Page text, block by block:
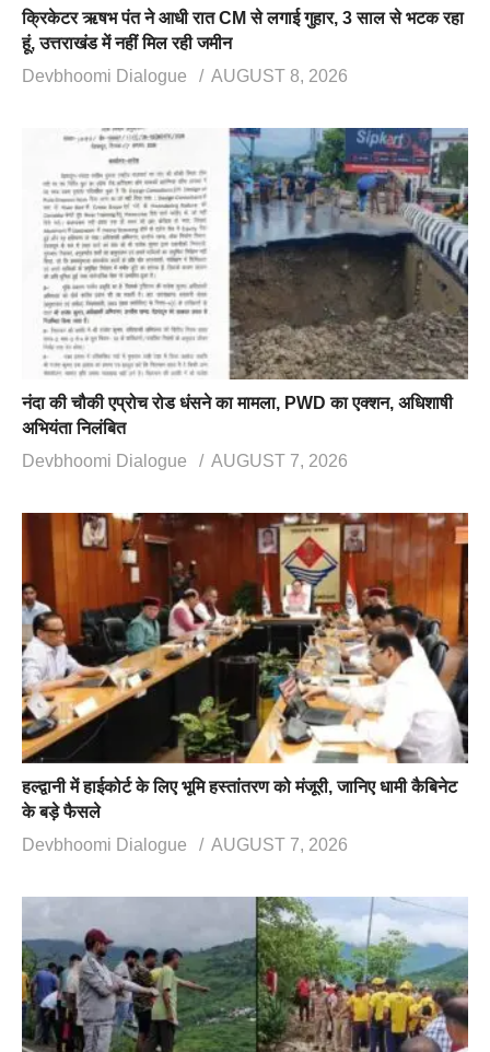
क्रिकेटर ऋषभ पंत ने आधी रात CM से लगाई गुहार, 3 साल से भटक रहा
हूं, उत्तराखंड में नहीं मिल रही जमीन
Devbhoomi Dialogue
AUGUST 8, 2026
नंदा की चौकी एप्रोच रोड धंसने का मामला, PWD का एक्शन, अधिशाषी
अभियंता निलंबित
Devbhoomi Dialogue
AUGUST 7, 2026
हल्द्वानी में हाईकोर्ट के लिए भूमि हस्तांतरण को मंजूरी, जानिए धामी कैबिनेट
के बड़े फैसले
Devbhoomi Dialogue
AUGUST 7, 2026